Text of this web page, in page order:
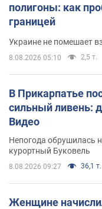
полигоны: как
границей
Украине не помешает
8.08.2026 05:10 2,5 т.
В Прикарпатье
сильный ливень:
Видео
Непогода обрушилась
курортный Буковель
8.08.2026 09:27 36,1 т.
Женщине